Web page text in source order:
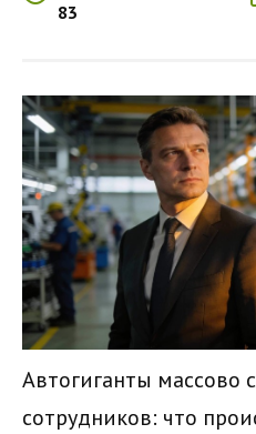
83
Автогиганты массово
сотрудников: что